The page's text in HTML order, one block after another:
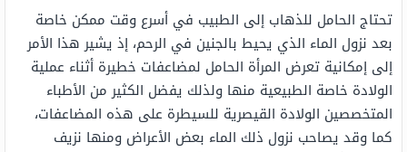
تحتاج الحامل للذهاب إلى الطبيب في أسرع وقت ممكن خاصة
بعد نزول الماء الذي يحيط بالجنين في الرحم، إذ يشير هذا الأمر
إلى إمكانية تعرض المرأة الحامل لمضاعفات خطيرة أثناء عملية
الولادة خاصة الطبيعية منها ولذلك يفضل الكثير من الأطباء
المتخصصين الولادة القيصرية للسيطرة على هذه المضاعفات،
كما وقد يصاحب نزول ذلك الماء بعض الأعراض ومنها نزيف